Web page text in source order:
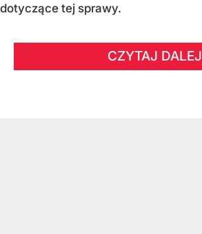
dotyczące tej sprawy.
CZYTAJ DALEJ